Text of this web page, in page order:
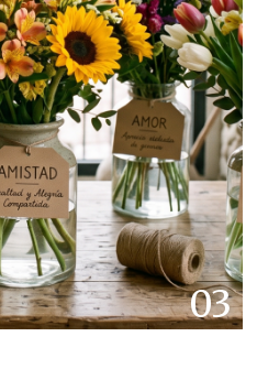
03